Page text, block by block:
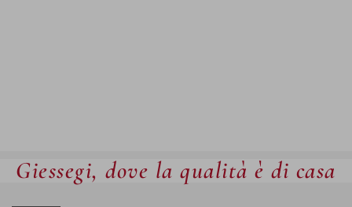
Giessegi, dove la qualità è di casa